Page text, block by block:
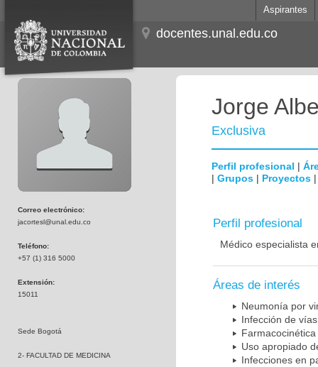
Aspirantes
docentes.unal.edu.co
Correo electrónico:
jacortesl@unal.edu.co
Teléfono:
+57 (1) 316 5000
Extensión:
15011
Sede Bogotá
2- FACULTAD DE MEDICINA
Jorge
Exclusiva
Perfil profesional |
| Grupos | Proyectos
Perfil profesional
Médico especialista
Áreas de interés
Neumonía por
Infección de
Uso apropiado
Infecciones en